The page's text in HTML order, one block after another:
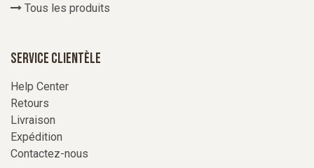
Tous les produits
Service Clientèle
Help Center
Retours
Livraison
Expédition
Contactez-nous